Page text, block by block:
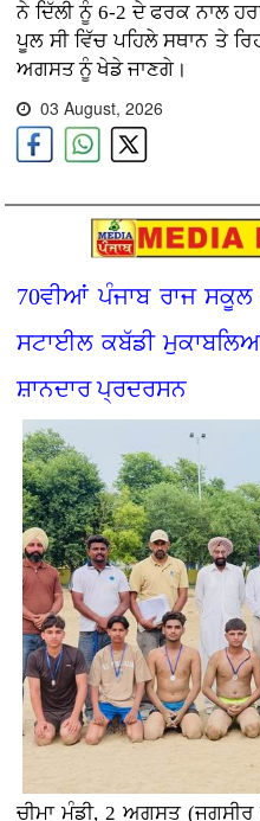
ਨੇ ਦਿੱਲੀ ਨੂੰ 6-2 ਦੇ ਫਰਕ ਨਾਲ
ਪੂਲ ਸੀ ਵਿੱਚ ਪਹਿਲੇ ਸਥਾਨ ਤੇ
ਅਗਸਤ ਨੂੰ ਖੇਡੇ ਜਾਣਗੇ।
03 August, 2026
70ਵੀਆਂ ਪੰਜਾਬ ਰਾਜ
ਸਟਾਈਲ ਕਬੱਡੀ
ਸ਼ਾਨਦਾਰ ਪ੍ਰਦਰਸਨ
ਚੀਮਾ ਮੰਡੀ, 2 ਅਗਸਤ